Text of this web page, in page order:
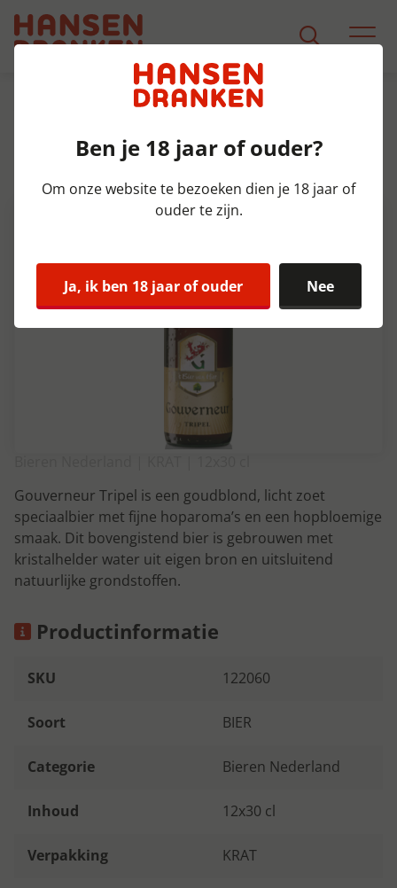
Product Detail
Gouverneur Tripel Krat 12x30 cl
8,2%
Gouverneur Tripel is een goudblond, licht zoet
speciaalbier met fijne hoparoma’s en een hopbloemige
smaak. Dit bovengistend bier is gebrouwen met
kristalhelder water uit eigen bron en uitsluitend
natuurlijke grondstoffen.
Productinformatie
SKU 122060
Soort BIER
Categorie Bieren Nederland
Inhoud 12x30 cl
Verpakking KRAT
Ben je 18 jaar of ouder?
Om onze website te bezoeken dien je 18 jaar of
ouder te zijn.
Ja, ik ben 18 jaar of ouder Nee